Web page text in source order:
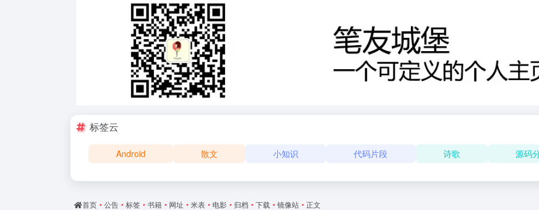
标签云
Android 散文 小知识 代码片段 诗歌 源码
首页 • 公告 • 标签 • 书籍 • 网址 • 米表 • 电影 • 归档 • 下载 • 镜像站 • 正文